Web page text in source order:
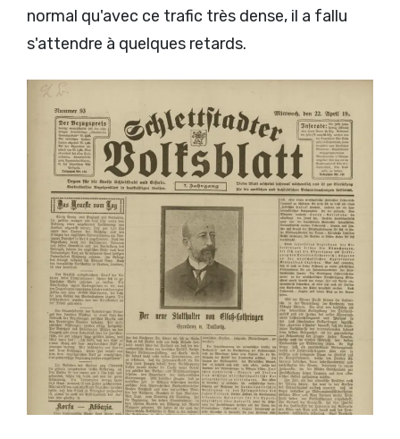
normal qu'avec ce trafic très dense, il a fallu
s'attendre à quelques retards.